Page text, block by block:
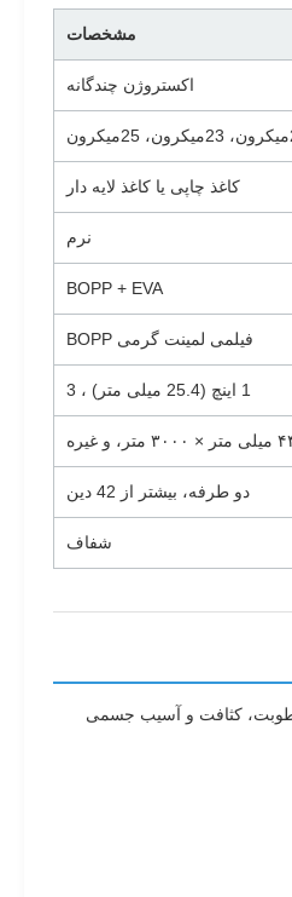
مشخصات
اکستروژن چندگانه
کاغذ چاپی یا کاغذ لایه دار
نرم
BOPP + EVA
فیلمی لمینت گرمی BOPP
1 اینچ (25.4 میلی متر) ، 3
دو طرفه، بيشتر از 42 دين
شفاف